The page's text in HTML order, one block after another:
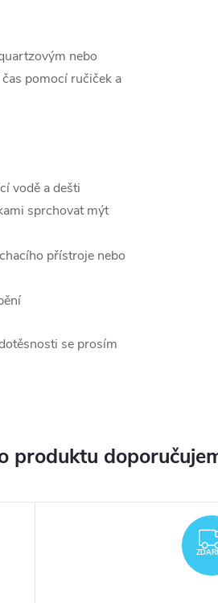
nebo
pomocí ručiček a
vodě a dešti
sprchovat mýt
přístroje nebo
se prosím
produktu